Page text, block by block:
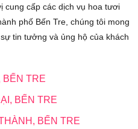
cung cấp các dịch vụ hoa tươi
phố Bến Tre, chúng tôi mong
tin tưởng và ủng hộ của khách
BẾN TRE
BẾN TRE
BẾN TRE